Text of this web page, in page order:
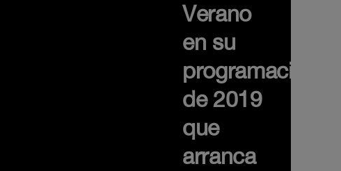
Verano
en su
programación
de 2019
que
arranca